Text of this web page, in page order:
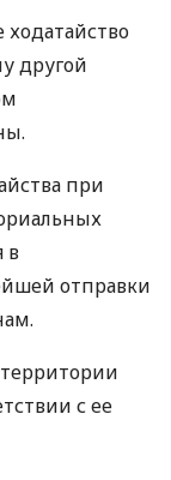
другой
при
в
отправки
с ее